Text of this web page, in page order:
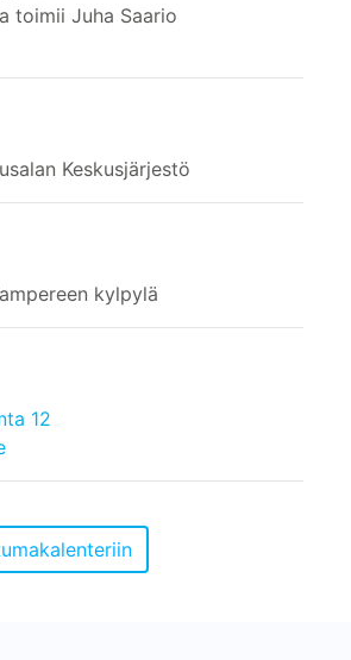
toimii Juha Saario
Keskusjärjestö
kylpylä
12